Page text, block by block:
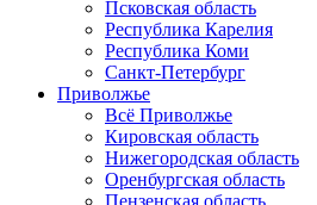
Псковская область
Республика Карелия
Республика Коми
Санкт-Петербург
Приволжье
Всё Приволжье
Кировская область
Нижегородская область
Оренбургская область
Пензенская область